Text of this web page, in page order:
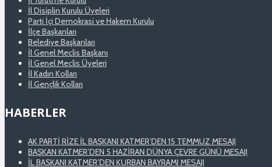
İl Disiplin Kurulu Üyeleri
Parti İçi Demokrasi ve Hakem Kurulu
İlçe Başkanları
Belediye Başkanları
İl Genel Meclis Başkanı
İl Genel Meclis Üyeleri
İl Kadın Kolları
İl Gençlik Kolları
HABERLER
AK PARTİ RİZE İL BAŞKANI KATMER’DEN 15 TEMMUZ MESAJI
BAŞKAN KATMER’DEN 5 HAZİRAN DÜNYA ÇEVRE GÜNÜ MESAJI
İL BAŞKANI KATMER’DEN KURBAN BAYRAMI MESAJI